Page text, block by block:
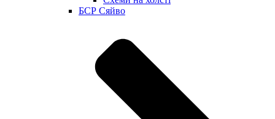
БСР Сяйво